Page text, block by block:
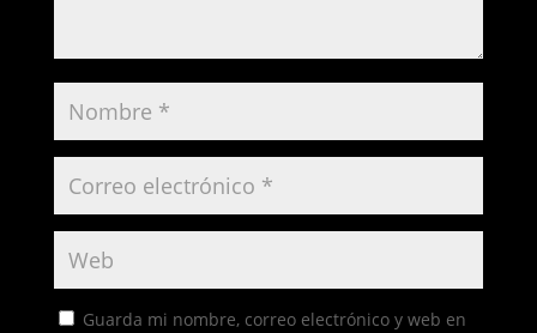
Guarda mi nombre, correo electrónico y web en